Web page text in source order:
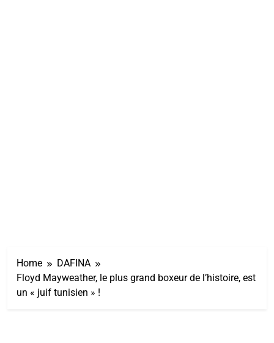
Home
DAFINA
Floyd Mayweather, le plus grand boxeur de l’histoire, est
un « juif tunisien » !